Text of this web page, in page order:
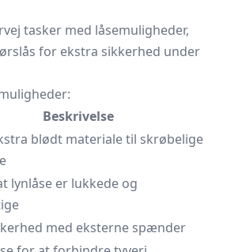
tasker med låsemuligheder,
for ekstra sikkerhed under
Beskrivelse
blødt materiale til skrøbelige
lynlåse er lukkede og
med eksterne spænder